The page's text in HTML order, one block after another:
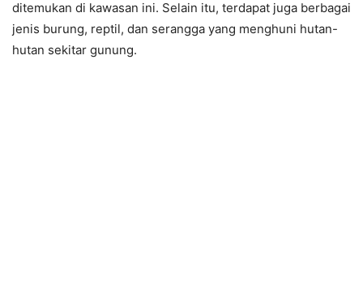
ditemukan di kawasan ini. Selain itu, terdapat juga berbagai
jenis burung, reptil, dan serangga yang menghuni hutan-
hutan sekitar gunung.